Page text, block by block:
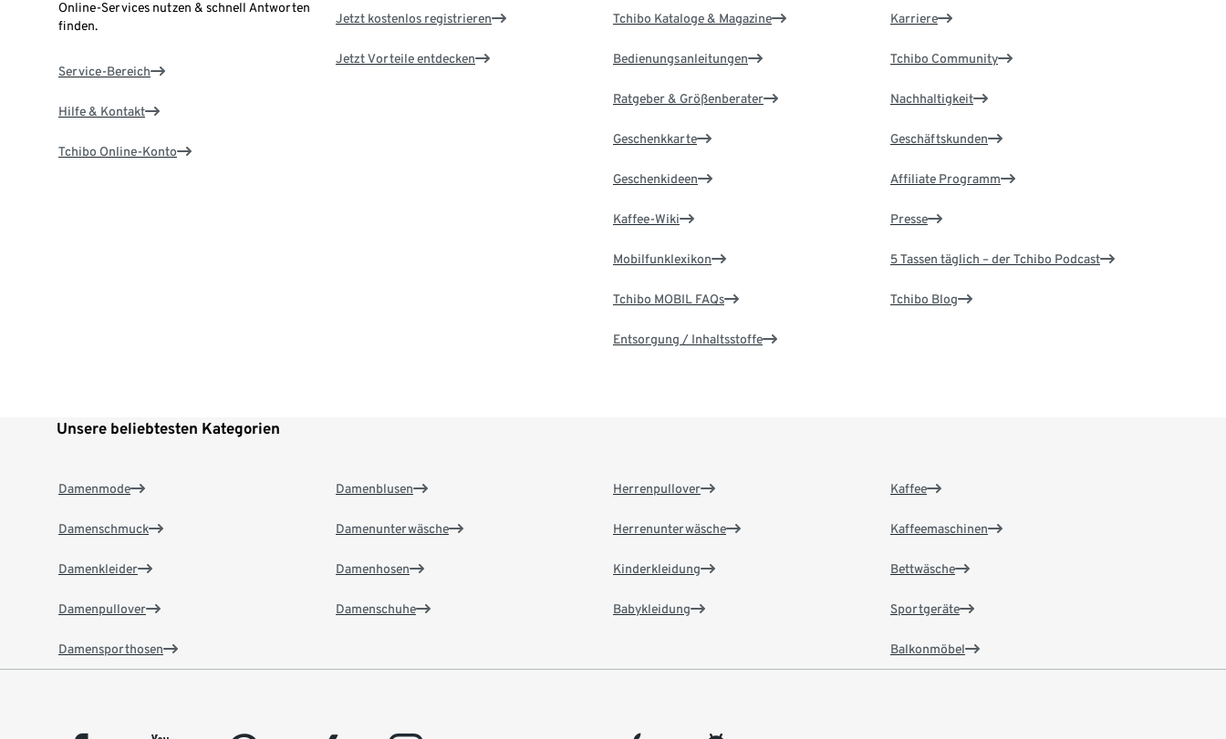
Online-Services nutzen & schnell Antworten
finden.
Service-Bereich
Hilfe & Kontakt
Tchibo Online-Konto
Jetzt kostenlos registrieren
Jetzt Vorteile entdecken
Tchibo Kataloge & Magazine
Bedienungsanleitungen
Ratgeber & Größenberater
Geschenkkarte
Geschenkideen
Kaffee-Wiki
Mobilfunklexikon
Tchibo MOBIL FAQs
Entsorgung / Inhaltsstoffe
Karriere
Tchibo Community
Nachhaltigkeit
Geschäftskunden
Affiliate Programm
Presse
5 Tassen täglich – der Tchibo Podcast
Tchibo Blog
Unsere beliebtesten Kategorien
Damenmode
Damenschmuck
Damenkleider
Damenpullover
Damensporthosen
Damenblusen
Damenunterwäsche
Damenhosen
Damenschuhe
Herrenpullover
Herrenunterwäsche
Kinderkleidung
Babykleidung
Kaffee
Kaffeemaschinen
Bettwäsche
Sportgeräte
Balkonmöbel